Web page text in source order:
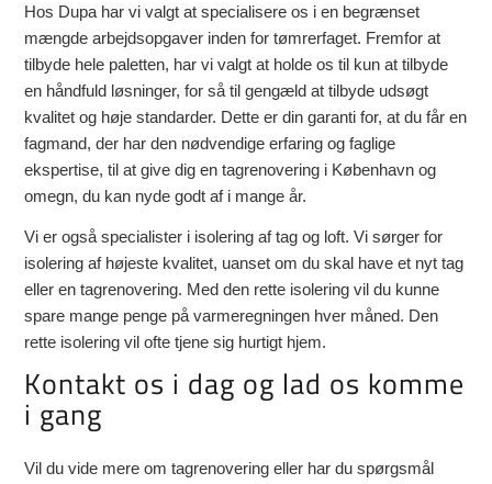
Hos Dupa har vi valgt at specialisere os i en begrænset
mængde arbejdsopgaver inden for tømrerfaget. Fremfor at
tilbyde hele paletten, har vi valgt at holde os til kun at tilbyde
en håndfuld løsninger, for så til gengæld at tilbyde udsøgt
kvalitet og høje standarder. Dette er din garanti for, at du får en
fagmand, der har den nødvendige erfaring og faglige
ekspertise, til at give dig en tagrenovering i København og
omegn, du kan nyde godt af i mange år.
Vi er også specialister i isolering af tag og loft. Vi sørger for
isolering af højeste kvalitet, uanset om du skal have et nyt tag
eller en tagrenovering. Med den rette isolering vil du kunne
spare mange penge på varmeregningen hver måned. Den
rette isolering vil ofte tjene sig hurtigt hjem.
Kontakt os i dag og lad os komme
i gang
Vil du vide mere om tagrenovering eller har du spørgsmål